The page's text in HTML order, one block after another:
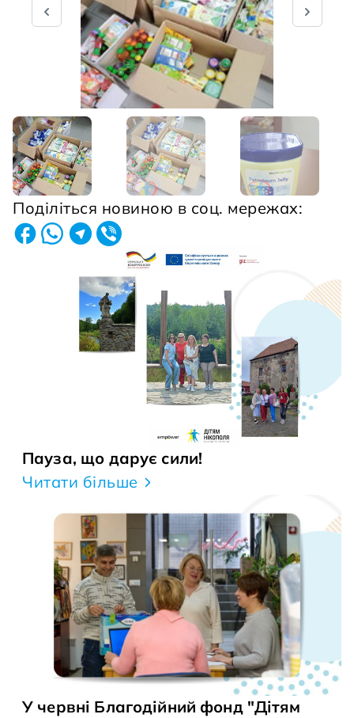
Поділіться новиною в соц. мережах:
Пауза, що дарує сили!
Читати більше
У червні Благодійний фонд "Дітям